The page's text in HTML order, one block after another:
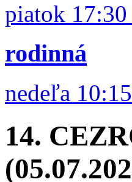
piatok 17:30
rodinná
nedeľa
14.